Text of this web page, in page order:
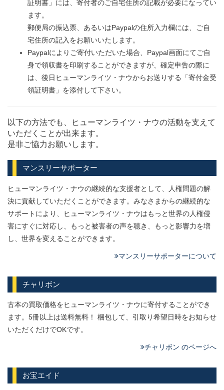
証明書」には、寄付者のご自宅住所の記載が必要になってい
ます。
郵便局の振込票、あるいはPaypalの住所入力欄には、ご自
宅住所の記入をお願いいたします。
Paypalによりご寄付いただいた場合、Paypal画面にてご自
身で領収書を印刷することができますが、確定申告の際に
は、後日ヒューマンライツ・ナウからお送りする「寄付金受
領証明書」を添付して下さい。
以下の方法でも、ヒューマンライツ・ナウの活動を支えて
いただくことが出来ます。
是非ご協力お願いします。
マンスリーサポーター
ヒューマンライツ・ナウの継続的な支援者として、人権問題の解
決に貢献していただくことができます。みなさまからの継続的な
サポートにより、ヒューマンライツ・ナウはもっと世界の人権侵
害にすぐに対応し、もっと被害者の声を聴き、もっと影響力を増
し、世界を変えることができます。
マンスリーサポーターについて
チャリボン
古本の買取価格をヒューマンライツ・ナウに寄付することができ
ます。5冊以上は送料無料！ 梱包して、引取り希望日時をお知らせ
いただくだけでOKです。
チャリボン のページへ
お宝エイド